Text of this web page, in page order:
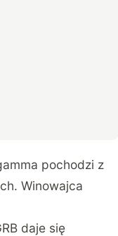
pochodzi z
Winowajca
daje się